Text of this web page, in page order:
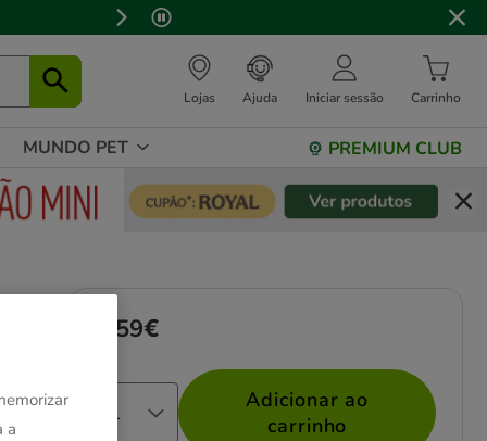
Lojas Ajuda Iniciar sessão Carrinho
MUNDO PET PREMIUM CLUB
Preço 8.59€
8.59€
Adicionar ao
carrinho
a